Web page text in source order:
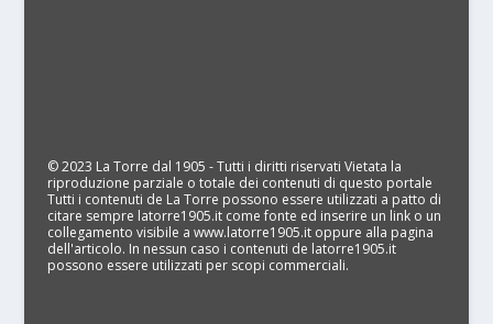
© 2023 La Torre dal 1905 - Tutti i diritti riservati Vietata la
riproduzione parziale o totale dei contenuti di questo portale
Tutti i contenuti de La Torre possono essere utilizzati a patto di
citare sempre latorre1905.it come fonte ed inserire un link o un
collegamento visibile a www.latorre1905.it oppure alla pagina
dell'articolo. In nessun caso i contenuti de latorre1905.it
possono essere utilizzati per scopi commerciali.